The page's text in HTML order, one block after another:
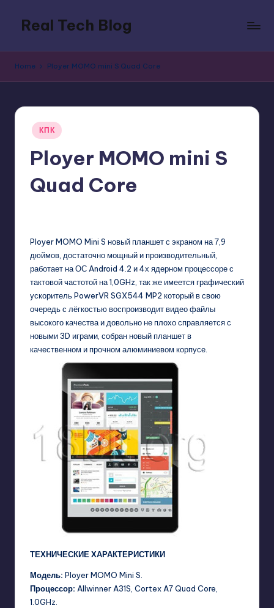
content
Real Tech Blog
on
and
digital
policy.
Home Ployer MOMO mini S Quad Core
Posted
in
КПК
Ployer MOMO mini S
Quad Core
Ployer MOMO Mini S новый планшет с экраном на 7,9
дюймов, достаточно мощный и производительный,
работает на ОС Android 4.2 и 4х ядерном процессоре с
тактовой частотой на 1,0GHz, так же имеется графический
ускоритель PowerVR SGX544 MP2 который в свою
очередь с лёгкостью воспроизводит видео файлы
высокого качества и довольно не плохо справляется с
новыми 3D играми, собран новый планшет в
качественном и прочном алюминиевом корпусе.
ТЕХНИЧЕСКИЕ ХАРАКТЕРИСТИКИ
Модель: Ployer MOMO Mini S.
Процессор: Allwinner A31S, Cortex A7 Quad Core,
1.0GHz.